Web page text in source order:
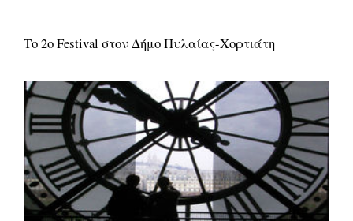
Το 2ο Festival στον Δήμο Πυλαίας-Χορτιάτη